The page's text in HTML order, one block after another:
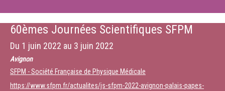
60èmes Journées Scientifiques SFPM
Du 1 juin 2022 au 3 juin 2022
Avignon
SFPM - Société Française de Physique Médicale
https://www.sfpm.fr/actualites/js-sfpm-2022-avignon-palais-papes-